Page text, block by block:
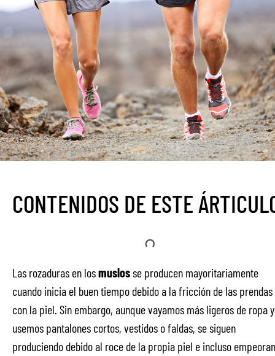
CONTENIDOS DE ESTE
Las rozaduras en losmuslosse producen mayoritariamente
cuando inicia el buen tiempo debido a la fricción de las prendas
con la piel. Sin embargo, aunque vayamos más ligeros de ropa y
usemos pantalones cortos, vestidos o faldas, se siguen
produciendo debido al roce de la propia piel e incluso empeoran